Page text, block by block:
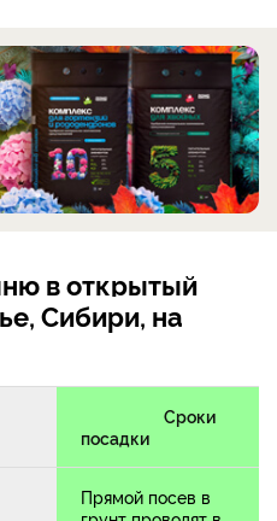
в открытый
Сибири, на
Сроки
посадки
Прямой посев в